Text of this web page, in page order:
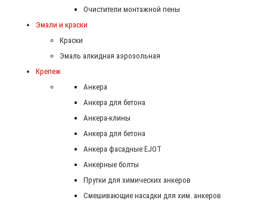
Очистители монтажной пены
Эмали и краски
Краски
Эмаль алкидная аэрозольная
Крепеж
Анкера
Анкера для бетона
Анкера-клины
Анкера для бетона
Анкера фасадные EJOT
Анкерные болты
Прутки для химических анкеров
Смешивающие насадки для хим. анкеров